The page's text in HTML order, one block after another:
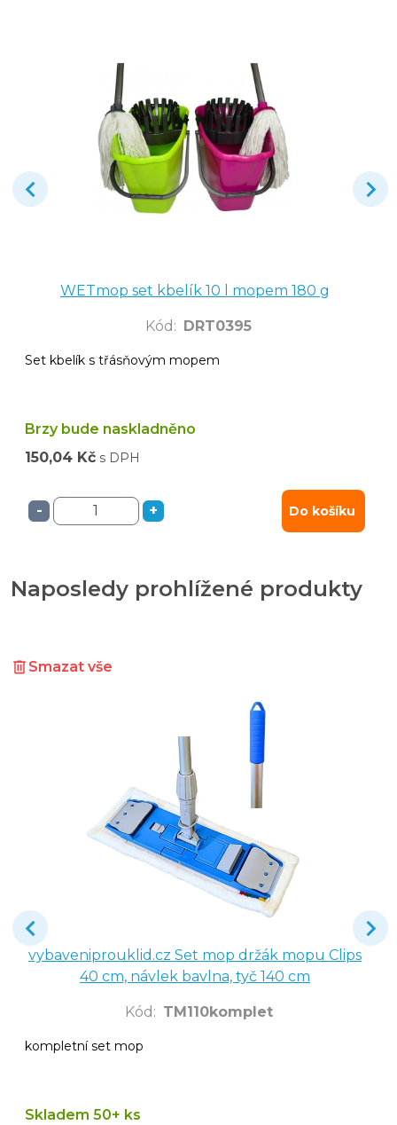
WETmop set kbelík 10 l mopem 180 g
Kód : DRT0395
Set kbelík s třásňovým mopem
Brzy bude naskladněno
150,04 Kč s DPH
- + Do košíku
Naposledy prohlížené produkty
Smazat vše
vybaveniprouklid.cz Set mop držák mopu Clips
40 cm, návlek bavlna, tyč 140 cm
Kód : TM110komplet
kompletní set mop
Skladem 50+ ks